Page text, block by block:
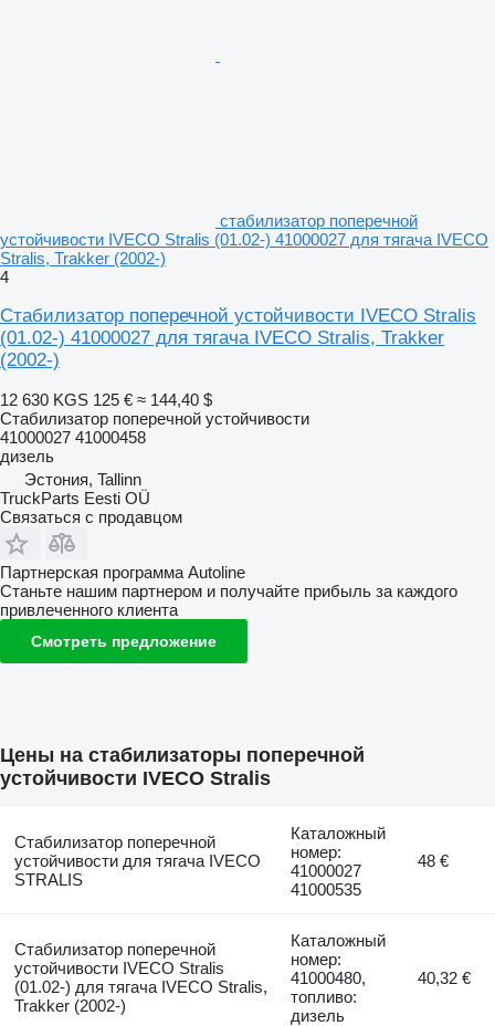
стабилизатор поперечной
устойчивости IVECO Stralis (01.02-) 41000027 для тягача IVECO
Stralis, Trakker (2002-)
4
Стабилизатор поперечной устойчивости IVECO Stralis
(01.02-) 41000027 для тягача IVECO Stralis, Trakker
(2002-)
12 630 KGS 125 € ≈ 144,40 $
Стабилизатор поперечной устойчивости
41000027 41000458
дизель
Эстония, Tallinn
TruckParts Eesti OÜ
Связаться с продавцом
Партнерская программа Autoline
Станьте нашим партнером и получайте прибыль за каждого
привлеченного клиента
Смотреть предложение
Цены на стабилизаторы поперечной
устойчивости IVECO Stralis
Стабилизатор поперечной
устойчивости для тягача IVECO
STRALIS
Каталожный
номер:
41000027
41000535
48 €
Стабилизатор поперечной
устойчивости IVECO Stralis
(01.02-) для тягача IVECO Stralis,
Trakker (2002-)
Каталожный
номер:
41000480,
топливо:
дизель
40,32 €